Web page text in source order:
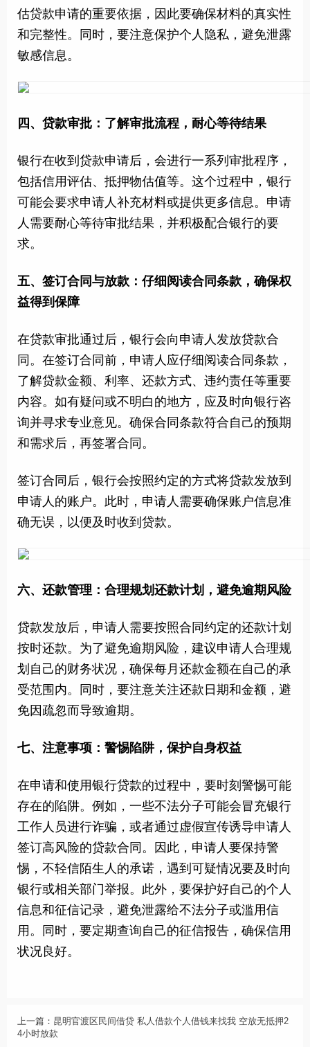
估贷款申请的重要依据，因此要确保材料的真实性
和完整性。同时，要注意保护个人隐私，避免泄露
敏感信息。
四、贷款审批：了解审批流程，耐心等待结果
银行在收到贷款申请后，会进行一系列审批程序，
包括信用评估、抵押物估值等。这个过程中，银行
可能会要求申请人补充材料或提供更多信息。申请
人需要耐心等待审批结果，并积极配合银行的要
求。
五、签订合同与放款：仔细阅读合同条款，确保权
益得到保障
在贷款审批通过后，银行会向申请人发放贷款合
同。在签订合同前，申请人应仔细阅读合同条款，
了解贷款金额、利率、还款方式、违约责任等重要
内容。如有疑问或不明白的地方，应及时向银行咨
询并寻求专业意见。确保合同条款符合自己的预期
和需求后，再签署合同。
签订合同后，银行会按照约定的方式将贷款发放到
申请人的账户。此时，申请人需要确保账户信息准
确无误，以便及时收到贷款。
六、还款管理：合理规划还款计划，避免逾期风险
贷款发放后，申请人需要按照合同约定的还款计划
按时还款。为了避免逾期风险，建议申请人合理规
划自己的财务状况，确保每月还款金额在自己的承
受范围内。同时，要注意关注还款日期和金额，避
免因疏忽而导致逾期。
七、注意事项：警惕陷阱，保护自身权益
在申请和使用银行贷款的过程中，要时刻警惕可能
存在的陷阱。例如，一些不法分子可能会冒充银行
工作人员进行诈骗，或者通过虚假宣传诱导申请人
签订高风险的贷款合同。因此，申请人要保持警
惕，不轻信陌生人的承诺，遇到可疑情况要及时向
银行或相关部门举报。 此外，要保护好自己的个人
信息和征信记录，避免泄露给不法分子或滥用信
用。同时，要定期查询自己的征信报告，确保信用
状况良好。
上一篇： 昆明官渡区民间借贷 私人借款个人借钱来找我 空放无抵押2
4小时放款